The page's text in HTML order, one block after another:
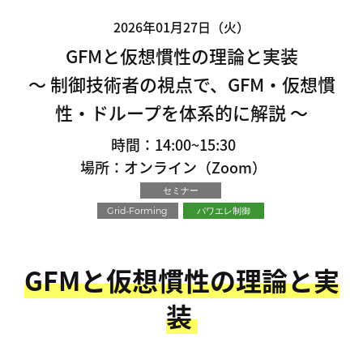
2026年01月27日（火）
GFMと仮想慣性の理論と実装
～ 制御技術者の視点で、GFM・仮想慣
性・ドループを体系的に解説 ～
時間：14:00~15:30
場所：オンライン（Zoom）
セミナー
Grid-Forming
パワエレ制御
GFMと仮想慣性の理論と実
装